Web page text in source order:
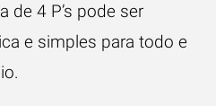
de 4 P’s pode ser
e simples para todo e